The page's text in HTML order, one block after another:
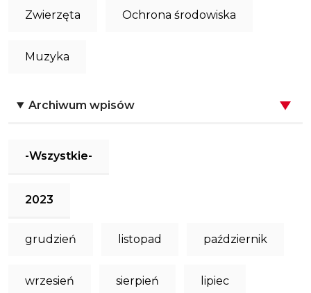
Zwierzęta Ochrona środowiska
Muzyka
Archiwum wpisów
-Wszystkie-
2023
grudzień listopad październik
wrzesień sierpień lipiec